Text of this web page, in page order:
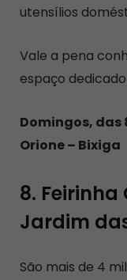
utensílios
Vale a pena
espaço
Domingos, das
Orione – Bixiga
8.
Jardim
São mais de 4